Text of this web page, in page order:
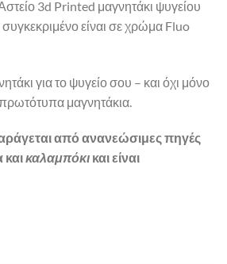
3d Printed μαγνητάκι ψυγείου
είναι σε χρώμα Fluo
για το ψυγείο σου – και όχι μόνο
μαγνητάκια.
από ανανεώσιμες πηγές
καλαμπόκι και είναι